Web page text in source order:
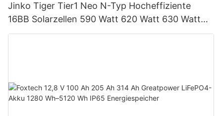
Jinko Tiger Tier1 Neo N-Typ Hocheffiziente
16BB Solarzellen 590 Watt 620 Watt 630 Watt
650 Watt Bifaziales Modul mit Dual